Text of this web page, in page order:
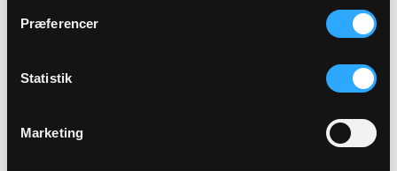
Præferencer
Statistik
Marketing